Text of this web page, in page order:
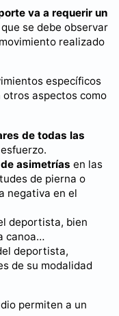
va a requerir un
que se debe observar
realizado
específicos
aspectos como
de todas las
asimetrías en las
de pierna o
negativa en el
deportista, bien
canoa…
deportista,
de su modalidad
permiten a un